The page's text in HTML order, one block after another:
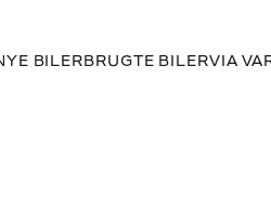
BILERBRUGTE BILERVIA